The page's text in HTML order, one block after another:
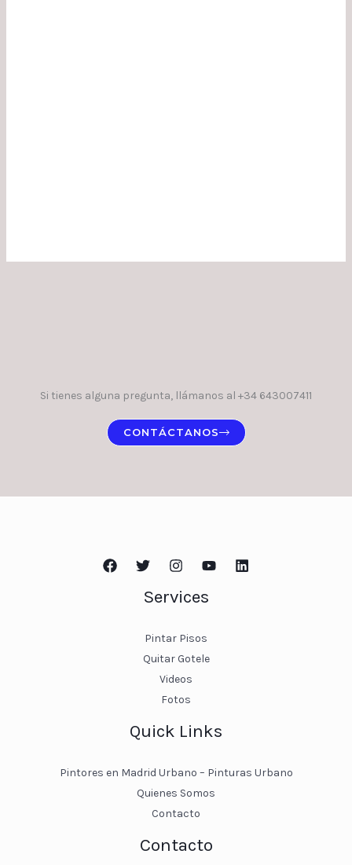
Si tienes alguna pregunta, llámanos al +34 643007411
CONTÁCTANOS
Services
Pintar Pisos
Quitar Gotele
Videos
Fotos
Quick Links
Pintores en Madrid Urbano – Pinturas Urbano
Quienes Somos
Contacto
Contacto